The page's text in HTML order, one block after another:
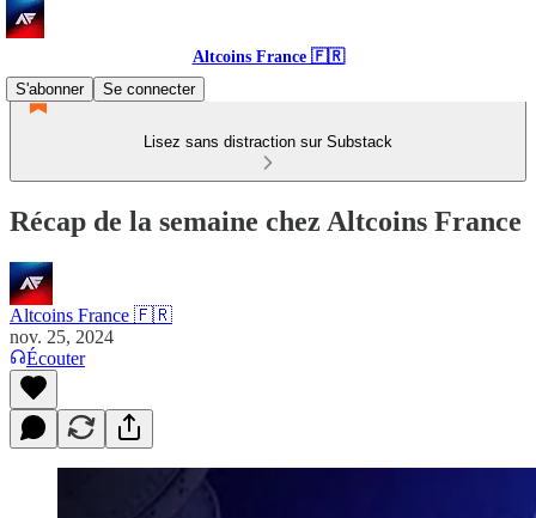
Altcoins France 🇫🇷
S'abonner
Se connecter
Lisez sans distraction sur Substack
Récap de la semaine chez Altcoins France
Altcoins France 🇫🇷
nov. 25, 2024
Écouter